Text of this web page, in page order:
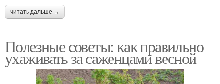
читать дальше →
Полезные советы: как правильно
ухаживать за саженцами весной